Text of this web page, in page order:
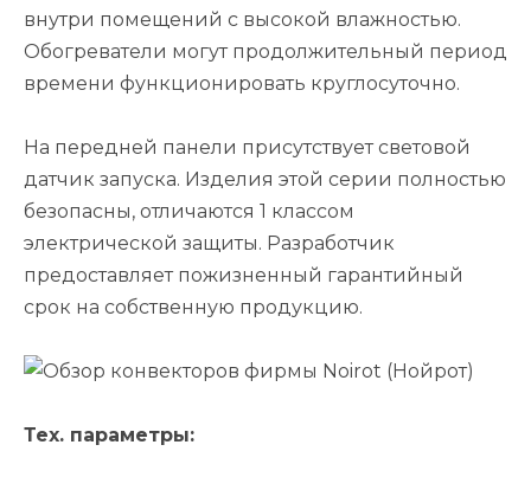
внутри помещений с высокой влажностью.
Обогреватели могут продолжительный период
времени функционировать круглосуточно.
На передней панели присутствует световой
датчик запуска. Изделия этой серии полностью
безопасны, отличаются 1 классом
электрической защиты. Разработчик
предоставляет пожизненный гарантийный
срок на собственную продукцию.
Тех. параметры: